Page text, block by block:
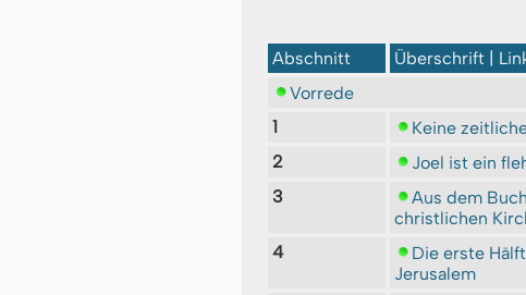
Abschnitt
Überschrift |
Vorrede
1
Keine
2
Joel ist ein
3
Aus dem
christlichen
4
Die erste
Jerusalem